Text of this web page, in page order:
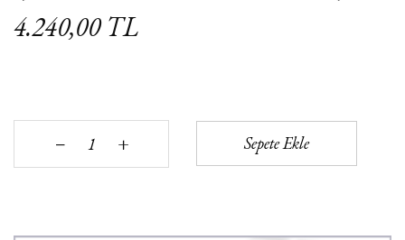
4.240,00 TL
‒ + Sepete Ekle